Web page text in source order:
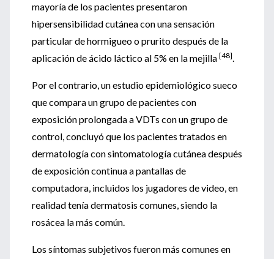
mayoría de los pacientes presentaron
hipersensibilidad cutánea con una sensación
particular de hormigueo o prurito después de la
aplicación de ácido láctico al 5% en la mejilla [48].
Por el contrario, un estudio epidemiológico sueco
que compara un grupo de pacientes con
exposición prolongada a VDTs con un grupo de
control, concluyó que los pacientes tratados en
dermatología con sintomatología cutánea después
de exposición continua a pantallas de
computadora, incluidos los jugadores de video, en
realidad tenía dermatosis comunes, siendo la
rosácea la más común.
Los síntomas subjetivos fueron más comunes en